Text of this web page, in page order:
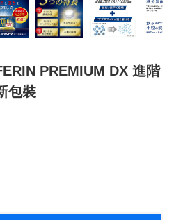
PREMIUM DX 進階
包裝